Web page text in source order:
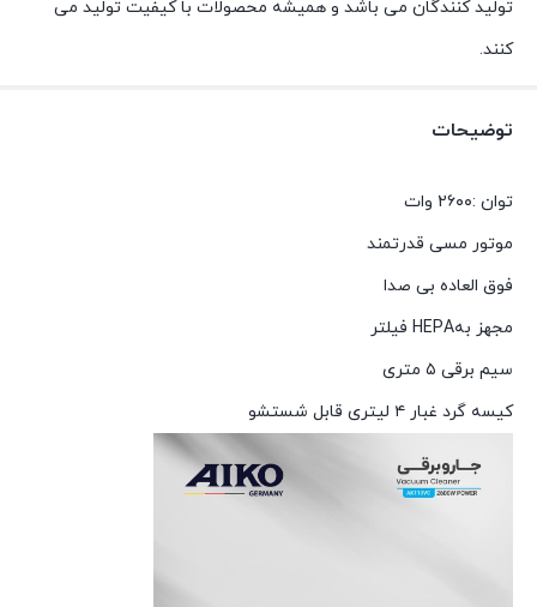
تولید کنندگان می باشد و همیشه محصولات با کیفیت تولید می
کنند.
توضیحات
توان :۲۶۰۰ وات
موتور مسی قدرتمند
فوق العاده بی صدا
مجهز بهHEPA فیلتر
سیم برقی ۵ متری
کیسه گرد غبار ۴ لیتری قابل شستشو